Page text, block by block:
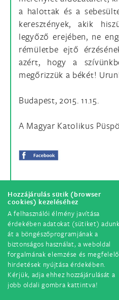
Hozzájárulás sütik (browser
cookies) kezeléséhez
A felhasználói élmény javítása
érdekében adatokat (sütiket) adunk
át a böngészőprogramjának a
biztonságos használat, a weboldal
forgalmának elemzése és megfelelő
hirdetések nyújtása érdekében.
Kérjük, adja ehhez hozzájárulását a
jobb oldali gombra kattintva!
a halottak és a
keresztények, akik
legyőző erejében, ne
rémületbe ejtő
azért, hogy a
megőrizzük a békét!
Budapest, 2015. 11.15.
A Magyar Katolikus
© Minden jog fenntartva. 2018.